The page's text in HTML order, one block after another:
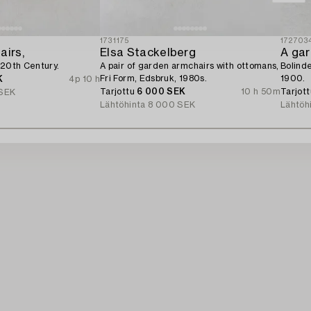
Century.
4p 10 h
1731175
Elsa Stackelberg
A pair of garden armchairs with ottomans,
Fri Form, Edsbruk, 1980s.
Tarjottu 6 000 SEK
10 h 50m
Lähtöhinta 8 000 SEK
A
1900.